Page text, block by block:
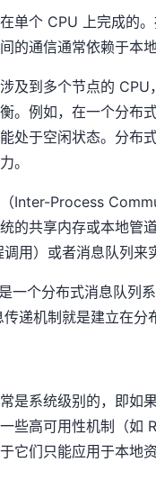
单个 CPU 上完成的
的通信通常依赖于本
及到多个节点的 CPU
。例如，在一个分布
处于空闲状态。分布
。
Inter-Process
的共享内存或本地管
用）或者消息队列来
一个分布式消息队列
递机制就是建立在分
是系统级别的，即如
些高可用性机制（如
它们只能应用于本地